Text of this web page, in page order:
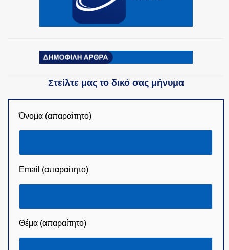
Στείλτε μας το δικό σας μήνυμα
Όνομα (απαραίτητο)
Email (απαραίτητο)
Θέμα (απαραίτητο)